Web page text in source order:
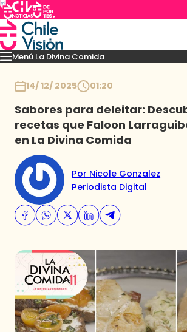
Menú La Divina Comida
Momentos Novedades Recetas
14/ 12/ 2025 01:20
Sabores para deleitar:
recetas que Faloon
en La Divina Comida
Por Nicole Gonzalez
Periodista Digital
Imperdibles
Programas
Club De La Comedia
Contigo en Directo